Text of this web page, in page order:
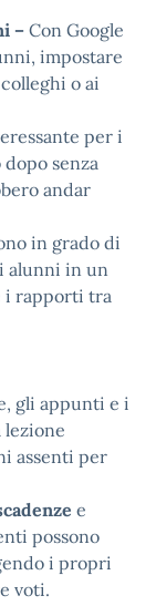
– Con Google
impostare
o ai
per i
senza
andar
in grado di
alunni in un
i rapporti tra
gli appunti e i
assenti per
e
possono
i propri
voti.